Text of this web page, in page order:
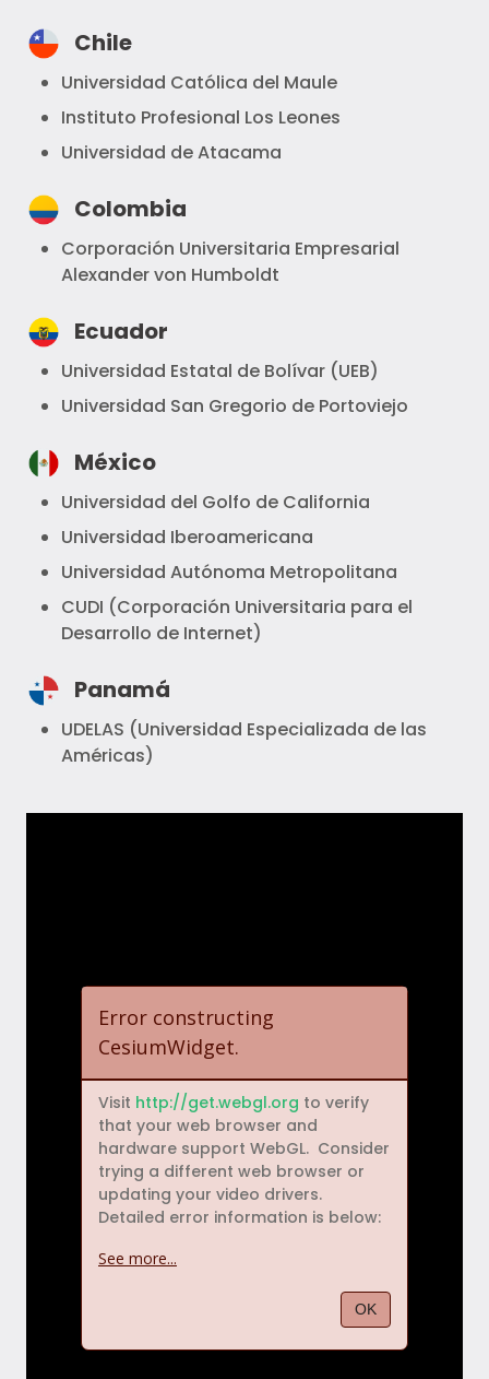
Chile
Universidad Católica del Maule
Instituto Profesional Los Leones
Universidad de Atacama
Colombia
Corporación Universitaria Empresarial
Alexander von Humboldt
Ecuador
Universidad Estatal de Bolívar (UEB)
Universidad San Gregorio de Portoviejo
México
Universidad del Golfo de California
Universidad Iberoamericana
Universidad Autónoma Metropolitana
CUDI (Corporación Universitaria para el
Desarrollo de Internet)
Panamá
UDELAS (Universidad Especializada de las
Américas)
Error constructing
CesiumWidget.
Visit http://get.webgl.org to verify
that your web browser and
hardware support WebGL.  Consider
trying a different web browser or
updating your video drivers.
Detailed error information is below:
See more...
OK